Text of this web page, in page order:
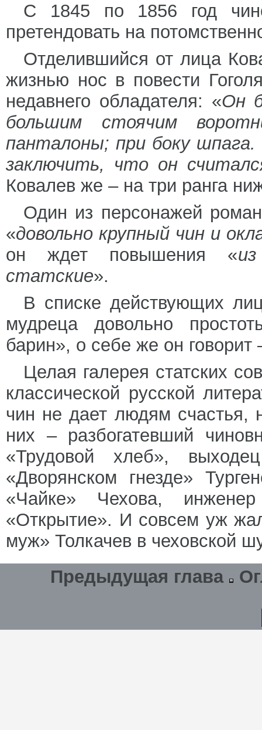
С 1845 по 1856 год
претендовать на
Отделившийся от лица
жизнью нос в повести
недавнего обладателя: «Он
большим стоячим
панталоны; при боку
заключить, что он
Ковалев же – на три ранга
Один из персонажей
«довольно крупный чин и
он ждет повышения «
статские».
В списке действующих
мудреца довольно
барин», о себе же он говорит
Целая галерея статских
классической русской
чин не дает людям счастья,
них – разбогатевший
«Трудовой хлеб»,
«Дворянском гнезде»
«Чайке» Чехова,
«Открытие». И совсем уж
муж» Толкачев в чеховской
Предыдущая глава